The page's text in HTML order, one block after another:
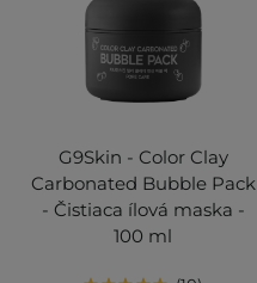
G9Skin - Color Clay
Carbonated Bubble Pack
- Čistiaca ílová maska -
100 ml